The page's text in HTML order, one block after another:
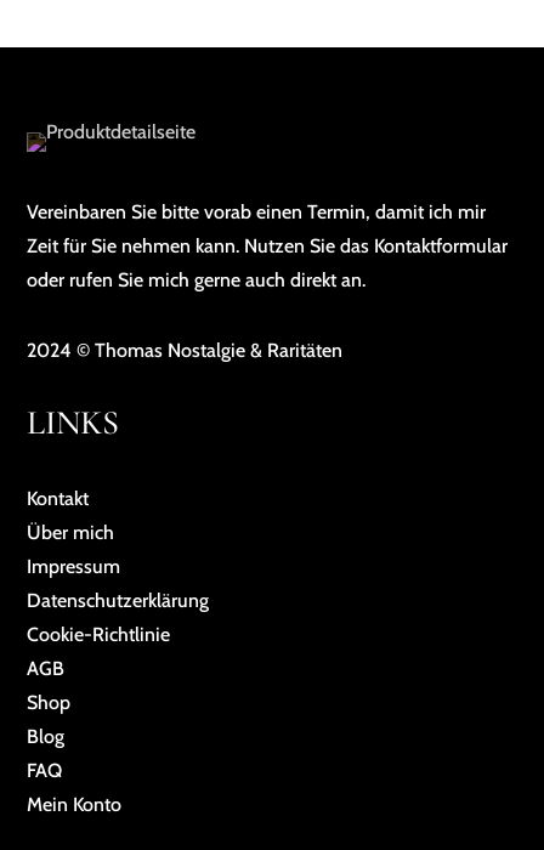
Vereinbaren Sie bitte vorab einen Termin, damit ich mir
Zeit für Sie nehmen kann. Nutzen Sie das Kontaktformular
oder rufen Sie mich gerne auch direkt an.
2024 © Thomas Nostalgie & Raritäten
LINKS
Kontakt
Über mich
Impressum
Da­ten­schutz­er­klä­rung
Cookie-Richtlinie
AGB
Shop
Blog
FAQ
Mein Konto